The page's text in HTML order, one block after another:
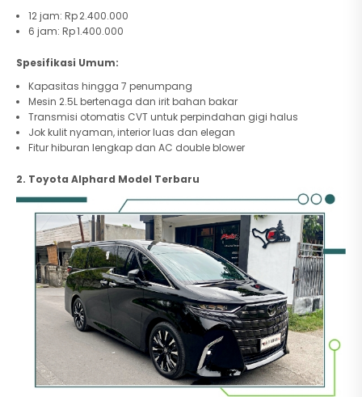
12 jam: Rp 2.400.000
6 jam: Rp 1.400.000
Spesifikasi Umum:
Kapasitas hingga 7 penumpang
Mesin 2.5L bertenaga dan irit bahan bakar
Transmisi otomatis CVT untuk perpindahan gigi halus
Jok kulit nyaman, interior luas dan elegan
Fitur hiburan lengkap dan AC double blower
2. Toyota Alphard Model Terbaru